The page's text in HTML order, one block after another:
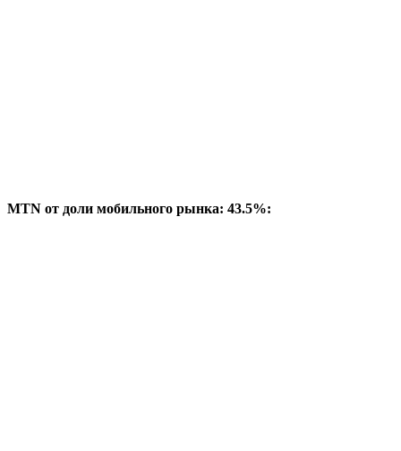
MTN от доли мобильного рынка: 43.5%: